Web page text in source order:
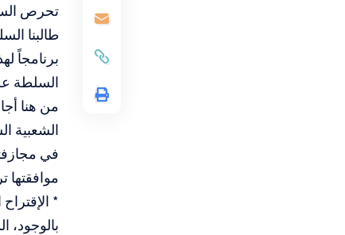
تحرص
طالبنا
برنامجاً
السلطة
من هنا
الشعبية
في
موافقتها
*